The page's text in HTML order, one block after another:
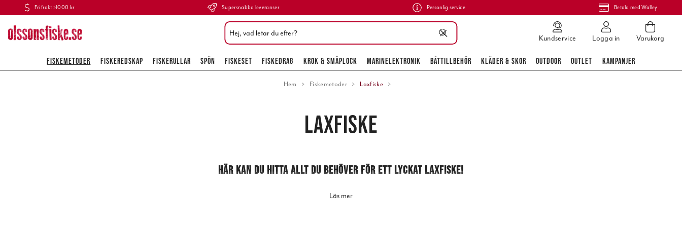
Fri frakt >1000 kr Supersnabba leveranser Personlig service Betala med Walley
Kundservice Logga in Varukorg
FISKEMETODER FISKEREDSKAP FISKERULLAR SPÖN FISKESET FISKEDRAG KROK & SMÅPLOCK MARINELEKTRONIK BÅTTILLBEHÖR KLÄDER & SKOR OUTDOOR OUTLET KAMPANJER
Hem Fiskemetoder Laxfiske
LAXFISKE
HÄR KAN DU HITTA ALLT DU BEHÖVER FÖR ETT LYCKAT LAXFISKE!
Läs mer